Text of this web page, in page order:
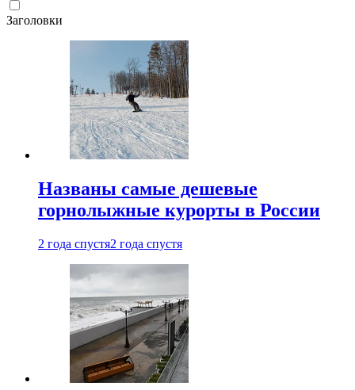
Заголовки
Названы самые дешевые
горнолыжные курорты в России
2 года спустя2 года спустя